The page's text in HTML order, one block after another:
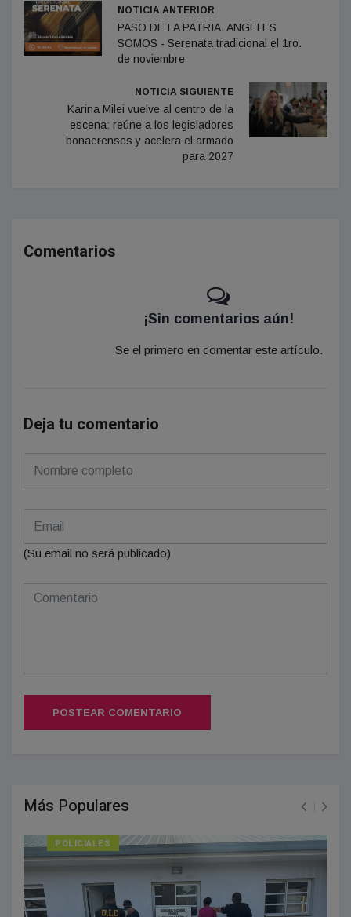
NOTICIA ANTERIOR
PASO DE LA PATRIA. ANGELES
SOMOS - Serenata tradicional el 1ro.
de noviembre
NOTICIA SIGUIENTE
Karina Milei vuelve al centro de la
escena: reúne a los legisladores
bonaerenses y acelera el armado
para 2027
Comentarios
¡Sin comentarios aún!
Se el primero en comentar este artículo.
Deja tu comentario
(Su email no será publicado)
POSTEAR COMENTARIO
Más Populares
POLICIALES